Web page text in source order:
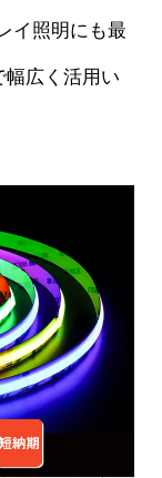
イ照明にも最
幅広く活用い